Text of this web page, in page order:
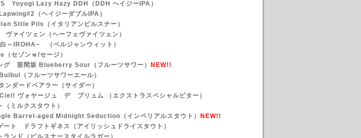
Yoyogi Lazy Hazy DDH
（DDH ヘイジーIPA）
（ヘイジーダブルIPA）
Sttle Pils（イタリアンピルスナー）
ァイツェン（ヘーフェヴァイツェン）
IROHA~ （ベルジャンウィット）
（セゾンｗ/セージ）
グ 苗間坂 Blueberry Sour（フルーツサワー）
NEW!!
（フルーツサワーエール）
ダードベアラー（サイダー）
ヴォヤージュ デ ブリュム （エクストラスペシャルビター）
（ミルクスタウト）
Barrel-aged Midnight Seduction（インペリアルスタウト）
NEW!!
ート ドラフトギネス（アイリッシュドライスタウト）
ンド（ピルスナースタイルラガー）